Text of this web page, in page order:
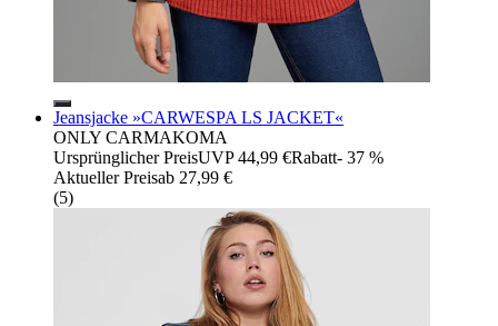
Jeansjacke »CARWESPA LS JACKET«
ONLY CARMAKOMA
Ursprünglicher PreisUVP 44,99 €Rabatt- 37 %
Aktueller Preisab 27,99 €
(5)